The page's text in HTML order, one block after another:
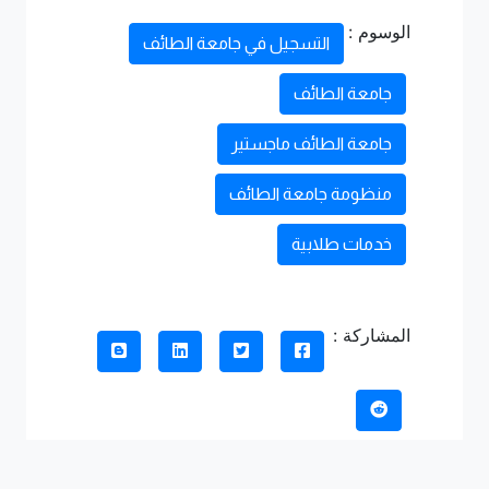
الوسوم :
التسجيل في جامعة الطائف
جامعة الطائف
جامعة الطائف ماجستير
منظومة جامعة الطائف
خدمات طلابية
المشاركة :